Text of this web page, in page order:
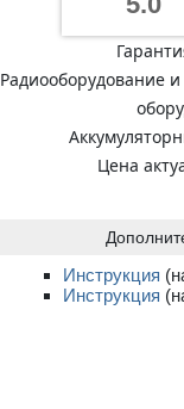
Радиооборудование
Цена
Инструкция
Инструкция